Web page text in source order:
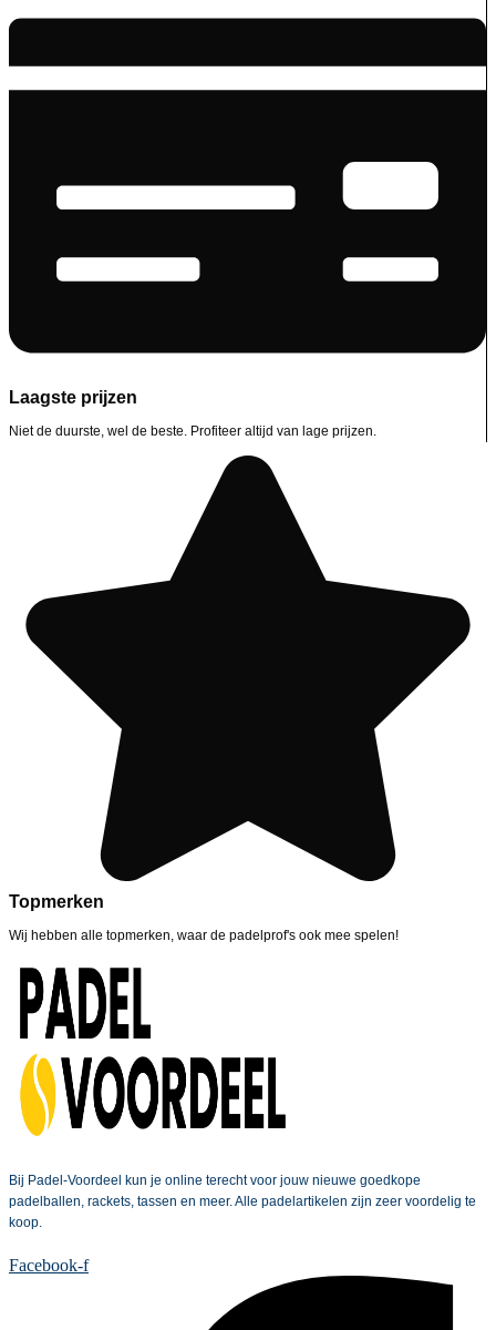
Laagste prijzen
Niet de duurste, wel de beste. Profiteer altijd van lage prijzen.
Topmerken
Wij hebben alle topmerken, waar de padelprof's ook mee spelen!
Bij Padel-Voordeel kun je online terecht voor jouw nieuwe goedkope
padelballen, rackets, tassen en meer. Alle padelartikelen zijn zeer voordelig te
koop.
Facebook-f